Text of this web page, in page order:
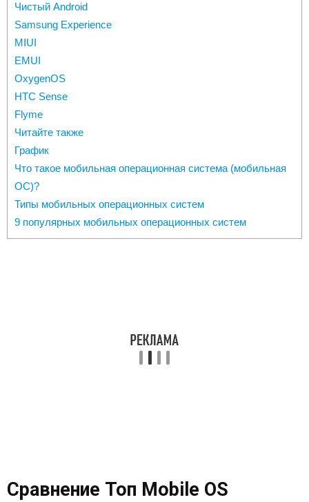
Чистый Android
Samsung Experience
MIUI
EMUI
OxygenOS
HTC Sense
Flyme
Читайте также
График
Что такое мобильная операционная система (мобильная
ОС)?
Типы мобильных операционных систем
9 популярных мобильных операционных систем
Сравнение Топ Mobile OS